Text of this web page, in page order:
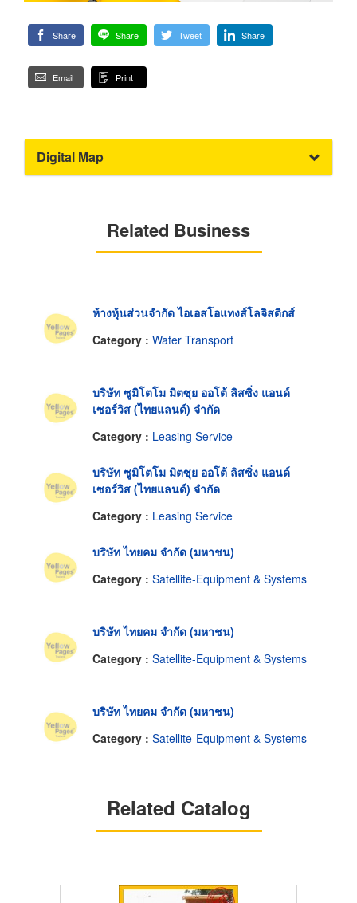
Share Share Tweet Share
Email Print
Digital Map
Related Business
ห้างหุ้นส่วนจำกัด ไอเอสโอแทงส์โลจิสติกส์
Category : Water Transport
บริษัท ซูมิโตโม มิตซุย ออโต้ ลิสซิ่ง แอนด์
เซอร์วิส (ไทยแลนด์) จำกัด
Category : Leasing Service
บริษัท ซูมิโตโม มิตซุย ออโต้ ลิสซิ่ง แอนด์
เซอร์วิส (ไทยแลนด์) จำกัด
Category : Leasing Service
บริษัท ไทยคม จำกัด (มหาชน)
Category : Satellite-Equipment & Systems
บริษัท ไทยคม จำกัด (มหาชน)
Category : Satellite-Equipment & Systems
บริษัท ไทยคม จำกัด (มหาชน)
Category : Satellite-Equipment & Systems
Related Catalog